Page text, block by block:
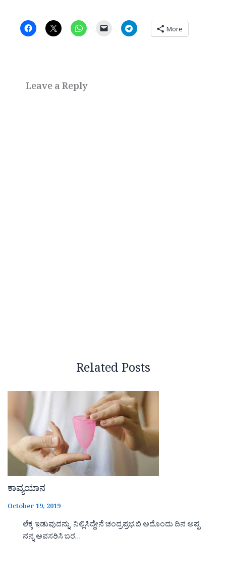
More
Leave a Reply
Related Posts
ಕಾವ್ಯಯಾನ
October 19, 2019
ಲೆಕ್ಕ ಇಡುವುದನ್ನು ನಿಲ್ಲಿಸಿದ್ದೇನೆ ಚಂದ್ರಪ್ರಭ.ಬಿ ಅದೊಂದು ದಿನ ಅಪ್ಪ
ನನ್ನ ಅವಸರಿಸಿ ಬರ…